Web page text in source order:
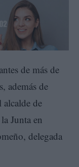
de más de
además de
alcalde de
Junta en
delegada